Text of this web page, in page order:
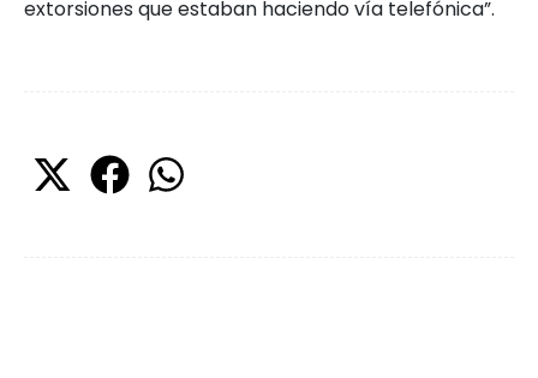
extorsiones que estaban haciendo vía telefónica”.